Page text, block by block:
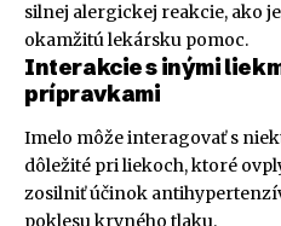
silnej alergickej reakcie, ako
okamžitú lekársku pomoc.
Interakcie s inými
prípravkami
Imelo môže interagovať s
dôležité pri liekoch, ktoré
zosilniť účinok
poklesu krvného tlaku.